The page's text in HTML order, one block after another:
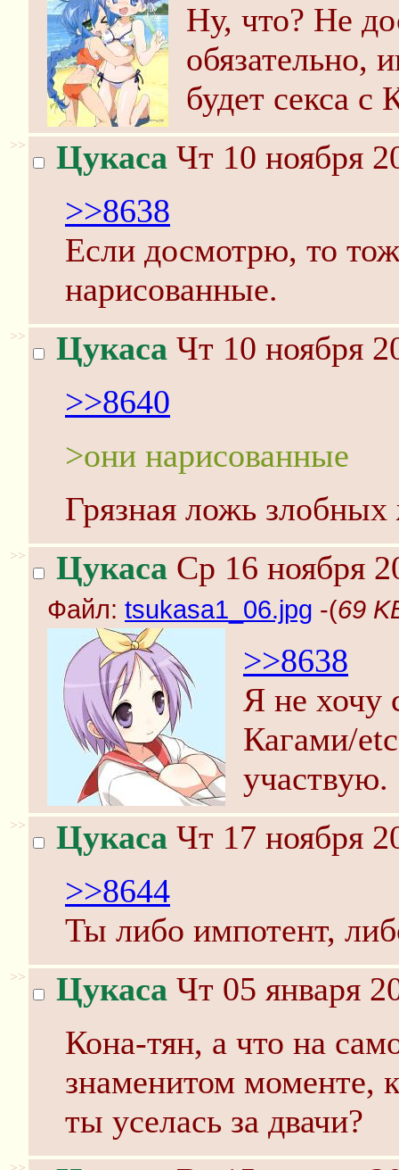
Ну, что? Не
обязательно,
будет секса с
>> Цукаса Чт 10 ноября
>>8638
Если досмотрю, то
нарисованные.
>> Цукаса Чт 10 ноября
>>8640
>они нарисованные
Грязная ложь
>> Цукаса Ср 16 ноября
Файл: tsukasa1_06.jpg -(69
>>8638
Я не хочу
Кагами/
участвую.
>> Цукаса Чт 17 ноября
>>8644
Ты либо импотент,
>> Цукаса Чт 05 января
Кона-тян, а что на
знаменитом моменте,
ты уселась за двачи?